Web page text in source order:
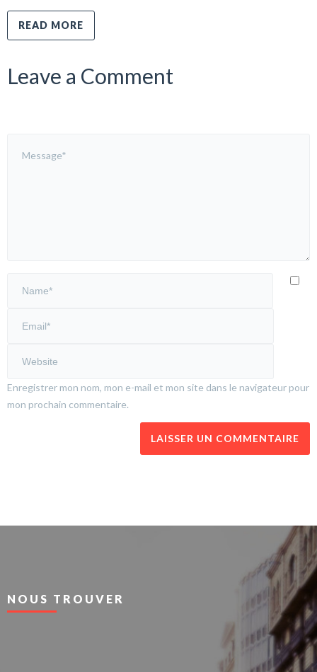
READ MORE
Leave a Comment
Enregistrer mon nom, mon e-mail et mon site dans le navigateur pour
mon prochain commentaire.
NOUS TROUVER